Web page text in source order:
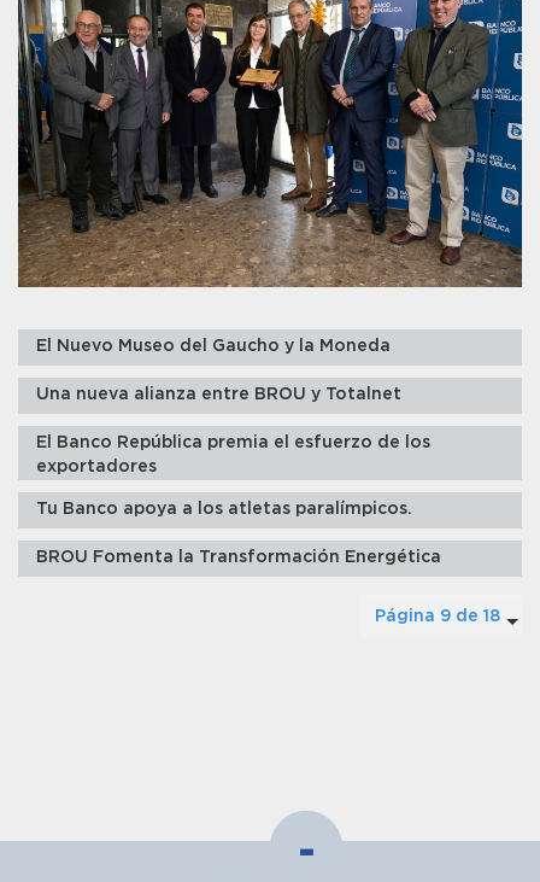
El Nuevo Museo del Gaucho y la Moneda
Una nueva alianza entre BROU y Totalnet
El Banco República premia el esfuerzo de los
exportadores
Tu Banco apoya a los atletas paralímpicos.
BROU Fomenta la Transformación Energética
Página 9 de 18
-